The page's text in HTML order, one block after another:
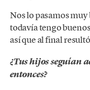
Nos lo pasamos
todavía tengo
así que al final
¿Tus hijos seguían
entonces?